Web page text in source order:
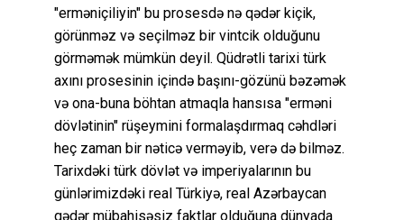
"erməniçiliyin" bu prosesdə nə qədər kiçik,
görünməz və seçilməz bir vintcik olduğunu
görməmək mümkün deyil. Qüdrətli tarixi türk
axını prosesinin içində başını-gözünü bəzəmək
və ona-buna böhtan atmaqla hansısa "erməni
dövlətinin" rüşeymini formalaşdırmaq cəhdləri
heç zaman bir nəticə verməyib, verə də bilməz.
Tarixdəki türk dövlət və imperiyalarının bu
günlərimizdəki real Türkiyə, real Azərbaycan
qədər mübahisəsiz faktlar olduğuna dünyada